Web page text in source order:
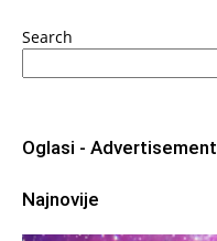
Search
Oglasi - Advertisement
Najnovije